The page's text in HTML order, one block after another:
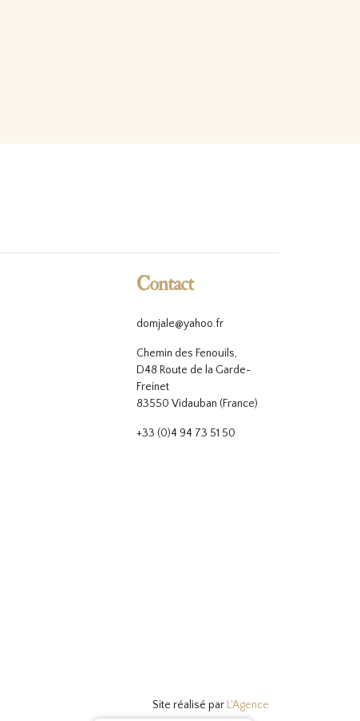
Contact
domjale@yahoo.fr
Chemin des Fenouils,
D48 Route de la Garde-
Freinet
83550 Vidauban (France)
+33 (0)4 94 73 51 50
Site réalisé par L'Agence